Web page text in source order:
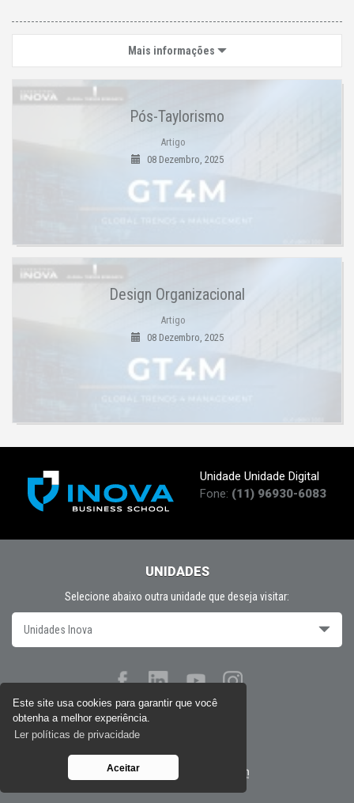
Este site usa cookies para garantir que você
obtenha a melhor experiência.
Ler políticas de privacidade
Aceitar
Mais informações
Pós-Taylorismo
Artigo
08 Dezembro, 2025
Design Organizacional
Artigo
08 Dezembro, 2025
Unidade Unidade Digital
Fone: (11) 96930-6083
UNIDADES
Selecione abaixo outra unidade que deseja visitar:
Unidades Inova
Políticas de privacidade
Desenvolvido por